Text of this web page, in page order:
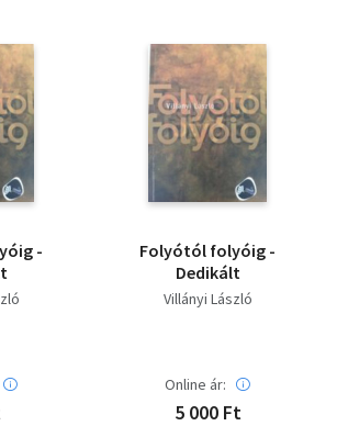
-
Folyótól folyóig -
Dedikált
Villányi László
Online ár:
5 000 Ft